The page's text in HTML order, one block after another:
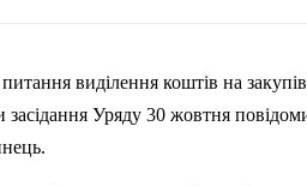
виділення коштів на
засідання Уряду 30 жовтня
.